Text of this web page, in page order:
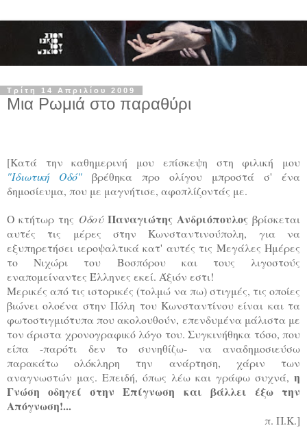
Τρίτη 14 Απριλίου 2009
Μια Ρωμιά στο παραθύρι
[Κατά την καθημερινή μου επίσκεψη στη φιλική μου
"Ιδιωτική Οδό" βρέθηκα προ ολίγου μπροστά σ' ένα
δημοσίευμα, που με μαγνήτισε, αφοπλίζοντάς με.
Ο κτήτωρ της Οδού Παναγιώτης Ανδριόπουλοςβρίσκεται
αυτές τις μέρες στην Κωνσταντινούπολη, για να
εξυπηρετήσει ιεροψαλτικά κατ' αυτές τις Μεγάλες Ημέρες
το Νιχώρι του Βοσπόρου και τους λιγοστούς
εναπομείναντες Έλληνες εκεί. Άξιόν εστι!
Μερικές από τις ιστορικές (τολμώ να πω) στιγμές, τις οποίες
βιώνει ολοένα στην Πόλη του Κωνσταντίνου είναι και τα
φωτοστιγμιότυπα που ακολουθούν, επενδυμένα μάλιστα με
τον άριστα χρονογραφικό λόγο του. Συγκινήθηκα τόσο, που
είπα -παρότι δεν το συνηθίζω- να αναδημοσιεύσω
παρακάτω ολόκληρη την ανάρτηση, χάριν των
αναγνωστών μας. Επειδή, όπως λέω και γράφω συχνά, η
Γνώση οδηγεί στην Επίγνωση και βάλλει έξω την
Απόγνωση!...
π. Π.Κ.]